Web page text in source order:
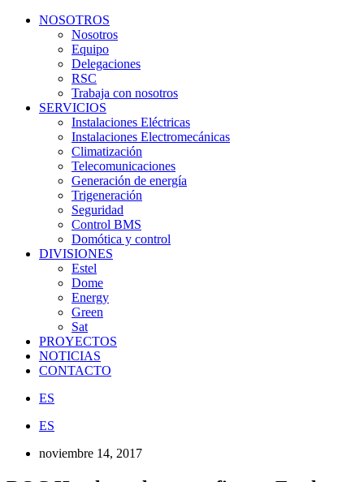
NOSOTROS
Nosotros
Equipo
Delegaciones
RSC
Trabaja con nosotros
SERVICIOS
Instalaciones Eléctricas
Instalaciones Electromecánicas
Climatización
Telecomunicaciones
Generación de energía
Trigeneración
Seguridad
Control BMS
Domótica y control
DIVISIONES
Estel
Dome
Energy
Green
Sat
PROYECTOS
NOTICIAS
CONTACTO
ES
ES
noviembre 14, 2017